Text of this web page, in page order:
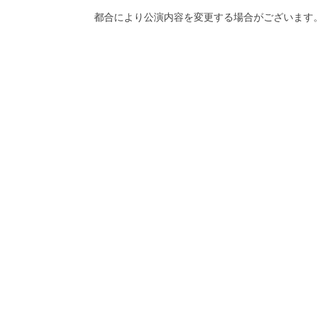
都合により公演内容を変更する場合がございます